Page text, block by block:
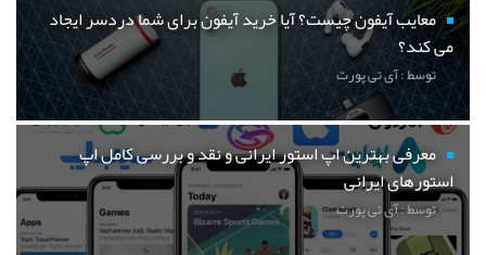
معایب آیفون چیست؟ آیا خرید آیفون برای شما دردسر ایجاد
می کند؟
توسط : آی تی پورت
معرفی بهترین اپ استور ایرانی و نقد و بررسی کامل اپ
استورهای ایرانی
توسط : آی تی پورت